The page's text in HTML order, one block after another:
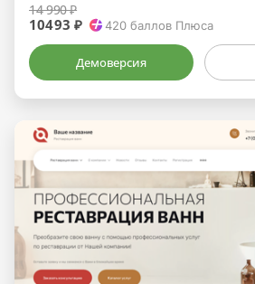
14 990 ₽
10493 ₽ 420 баллов Плюса
Демоверсия